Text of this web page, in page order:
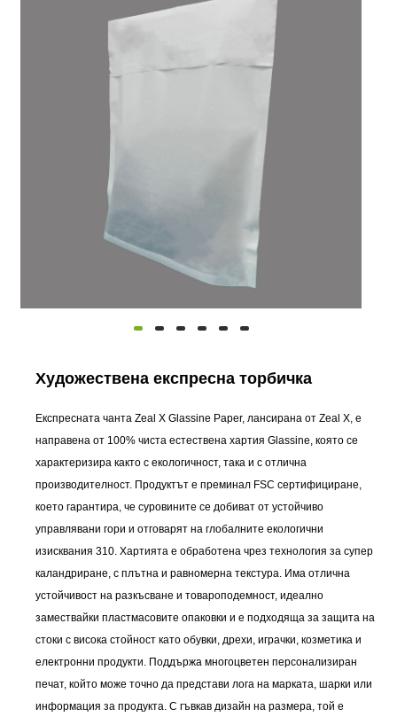
Художествена експресна торбичка
Експресната чанта Zeal X Glassine Paper, лансирана от Zeal X, е
направена от 100% чиста естествена хартия Glassine, която се
характеризира както с екологичност, така и с отлична
производителност. Продуктът е преминал FSC сертифициране,
което гарантира, че суровините се добиват от устойчиво
управлявани гори и отговарят на глобалните екологични
изисквания 310. Хартията е обработена чрез технология за супер
каландриране, с плътна и равномерна текстура. Има отлична
устойчивост на разкъсване и товароподемност, идеално
замествайки пластмасовите опаковки и е подходяща за защита на
стоки с висока стойност като обувки, дрехи, играчки, козметика и
електронни продукти. Поддържа многоцветен персонализиран
печат, който може точно да представи лога на марката, шарки или
информация за продукта. С гъвкав дизайн на размера, той е